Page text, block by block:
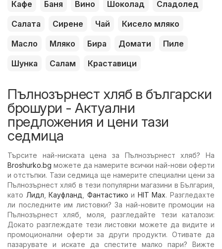
Кафе Баня Вино Шоколад
Сладолед
Салата
Сирене Чай
Кисело мляко
Масло
Мляко Бира Домати
Пиле
Шунка
Салам Краставици
Пълнозърнест хляб в български
брошури - Актуални
предложения и цени тази
седмица
Търсите най-ниската цена за Пълнозърнест хляб? На
Broshurko.bg можете да намерите всички най-нови оферти
и отстъпки. Тази седмица ще намерите специални цени за
Пълнозърнест хляб в тези популярни магазини в България,
като Лидл ,Кауфланд Фантастико и HIT Max. Разгледахте
ли последните им листовки? За най-новите промоции на
Пълнозърнест хляб, моля, разгледайте тези каталози:
Докато разглеждате тези листовки можете да видите и
промоционални оферти за други продукти. Отивате да
пазарувате и искате да спестите малко пари? Вижте